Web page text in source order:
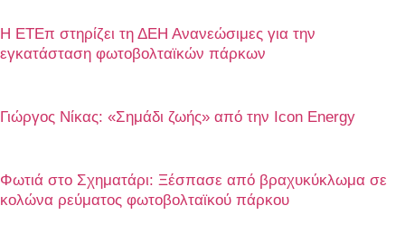
Η ΕΤΕπ στηρίζει τη ΔΕΗ Ανανεώσιμες για την
εγκατάσταση φωτοβολταϊκών πάρκων
Γιώργος Νίκας: «Σημάδι ζωής» από την Icon Energy
Φωτιά στο Σχηματάρι: Ξέσπασε από βραχυκύκλωμα σε
κολώνα ρεύματος φωτοβολταϊκού πάρκου